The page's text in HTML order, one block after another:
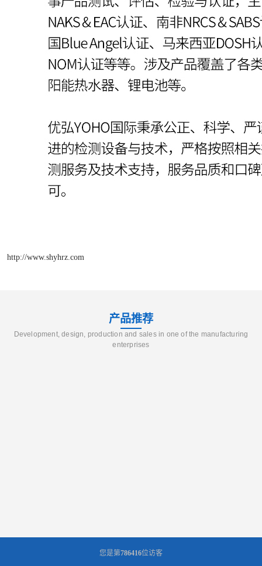
http://www.shyhrz.com
产品推荐
Development, design, production and sales in one of the manufacturing
enterprises
您是第786416位访客